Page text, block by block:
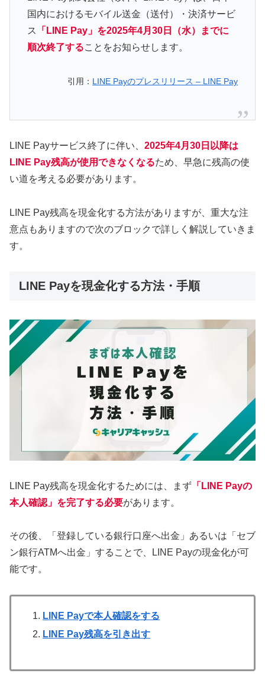
国内におけるモバイル送金（送付）・決済サービ
ス
「LINE Pay」を2025年4月30日（水）までに
順次終了することをお知らせします。
引用： LINE Payのプレスリリース – LINE Pay
LINE Payサービス終了に伴い、 2025年4月30日以降は
LINE Pay残高が使用できなくなるため、早急に残高の使
い道を考える必要があります。
LINE Pay残高を現金化する方法がありますが、重大な注
意点もありますので次のブロックで詳しく解説していきま
す。
LINE Payを現金化する方法・手順
LINE Pay残高を現金化するためには、まず 「LINE Payの
本人確認」を完了する必要があります。
その後、「登録している銀行口座へ出金」あるいは「セブ
ン銀行ATMへ出金」することで、LINE Payの現金化が可
能です。
LINE Payで本人確認をする
LINE Pay残高を引き出す